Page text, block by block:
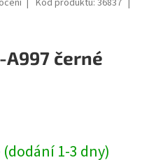
Kód produktu: 36837
A997 černé
1-3 dny)